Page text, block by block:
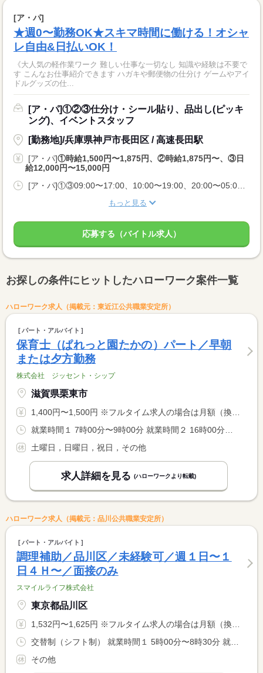
[ア・パ]
★週0〜勤務OK★スキマ時間に働ける！オシャ
レ自由&日払いOK！
《大人気の軽作業ワーク 難しい仕事な一切なし 知識や経験は不要で
す こんなお仕事紹介できます ハガキや郵便物の仕分け ゲームやアイ
ドルグッズの仕...
[ア・パ]①②③仕分け・シール貼り、品出し(ピッキ
ング)、イベントスタッフ
[勤務地]/兵庫県神戸市長田区 / 高速長田駅
[ア・パ]①時給1,500円〜1,875円、②時給1,875円〜、③日
給12,000円〜15,000円
もっと見る
応募する（バイトル求人）
お探しの条件にヒットしたハローワーク案件一覧
ハローワーク求人（掲載元：東近江公共職業安定所）
パート・アルバイト
保育士（ぱれっと園たかの）パート／早朝
または夕方勤務
株式会社 ジッセント・シップ
滋賀県栗東市
1,400円〜1,500円 ※フルタイム求人の場合は月額（換算額）、パート求人の場合は時間額を表示しています。
土曜日，日曜日，祝日，その他
求人詳細を見る (ハローワークより転載)
ハローワーク求人（掲載元：品川公共職業安定所）
パート・アルバイト
調理補助／品川区／未経験可／週１日〜１
日４Ｈ〜／面接のみ
スマイルライフ株式会社
東京都品川区
1,532円〜1,625円 ※フルタイム求人の場合は月額（換算額）、パート求人の場合は時間額を表示しています。
その他